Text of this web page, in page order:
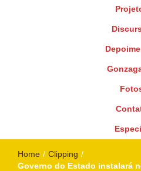
Home / Clipping /
Governo do Estado instalará